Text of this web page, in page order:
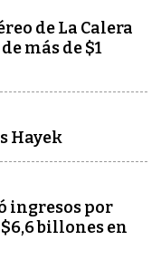
de La Calera
más de $1
Hayek
ingresos por
billones en